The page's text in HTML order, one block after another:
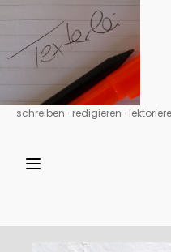
schreiben ∙ redigieren ∙